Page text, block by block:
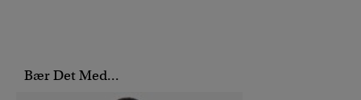
Bær Det Med...